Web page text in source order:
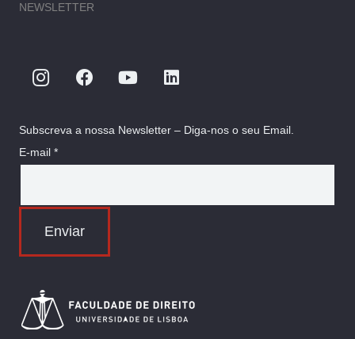
NEWSLETTER
Subscreva a nossa Newsletter – Diga-nos o seu Email.
E-mail *